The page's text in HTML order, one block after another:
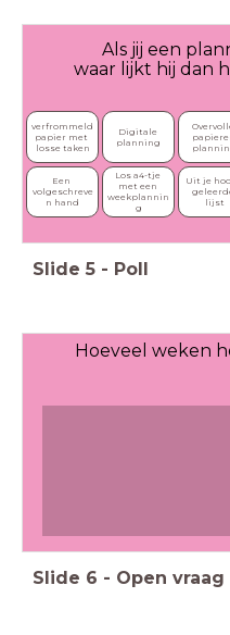
Als jij een
waar lijkt hij dan
verfrommeld
papier met
losse taken
Digitale
planning
Een
volgeschreve
n hand
Los a4-tje
met een
weekplannin
g
Uit je
lijst
Slide 5 - Poll
Hoeveel weken
Slide 6 - Open vraag